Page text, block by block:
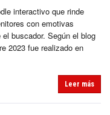
interactivo que rinde
con emotivas
buscador. Según el blog
2023 fue realizado en
Leer más